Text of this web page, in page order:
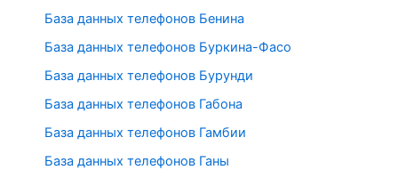
База данных телефонов Бенина
База данных телефонов Буркина-Фасо
База данных телефонов Бурунди
База данных телефонов Габона
База данных телефонов Гамбии
База данных телефонов Ганы